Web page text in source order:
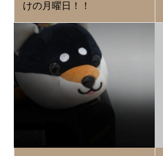
けの月曜日！！